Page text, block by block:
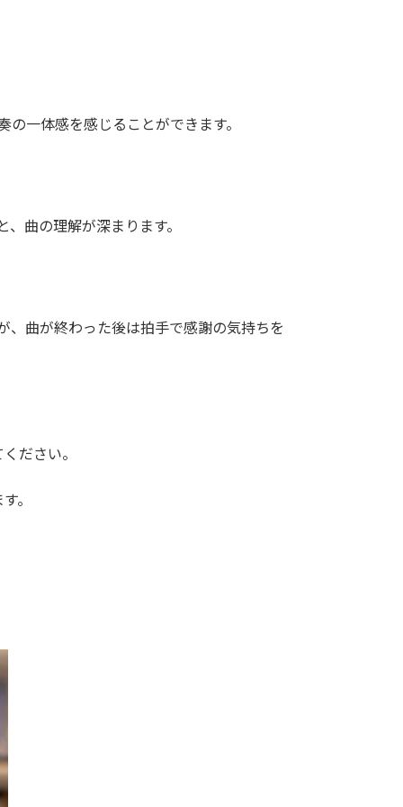
一体感を感じることができます。
曲の理解が深まります。
、曲が終わった後は拍手で感謝の気持ちを
ださい。
。